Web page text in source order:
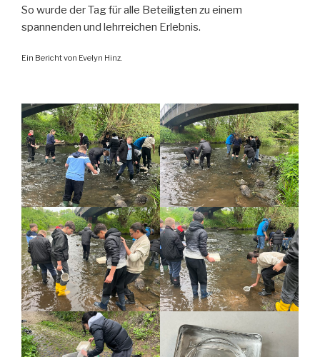
So wurde der Tag für alle Beteiligten zu einem
spannenden und lehrreichen Erlebnis.
Ein Bericht von Evelyn Hinz.